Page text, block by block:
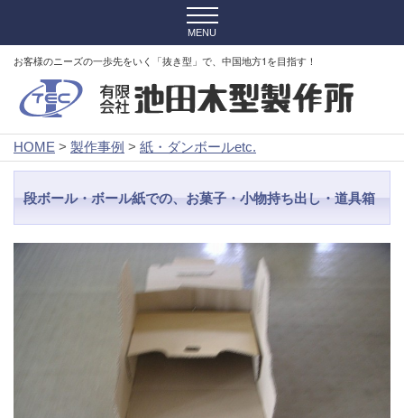
お客様のニーズの一歩先をいく「抜き型」で、中国地方1を目指す！
HOME > 製作事例 > 紙・ダンボールetc.
段ボール・ボール紙での、お菓子・小物持ち出し・道具箱